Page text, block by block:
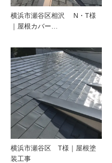
横浜市瀬谷区相沢 N・T様
｜屋根カバー…
横浜市瀬谷区 T様｜屋根塗
装工事